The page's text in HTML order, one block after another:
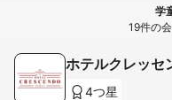
学
19件の
ホテルクレッセ
4つ星